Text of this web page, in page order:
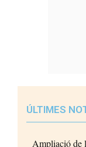
ÚLTIMES
Ampliació de